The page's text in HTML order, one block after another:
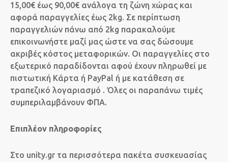
15,00€ έως 90,00€ ανάλογα τη ζώνη χώρας και
αφορά παραγγελίες έως 2kg. Σε περίπτωση
παραγγελιών πάνω από 2kg παρακαλούμε
επικοινωνήστε μαζί μας ώστε να σας δώσουμε
ακριβές κόστος μεταφορικών. Οι παραγγελίες στο
εξωτερικό παραδίδονται αφού έχουν πληρωθεί με
πιστωτική Κάρτα ή PayPal ή με κατάθεση σε
τραπεζικό λογαριασμό . Όλες οι παραπάνω τιμές
συμπεριλαμβάνουν ΦΠΑ.
Επιπλέον πληροφορίες
Στο unity.gr τα περισσότερα πακέτα συσκευασίας